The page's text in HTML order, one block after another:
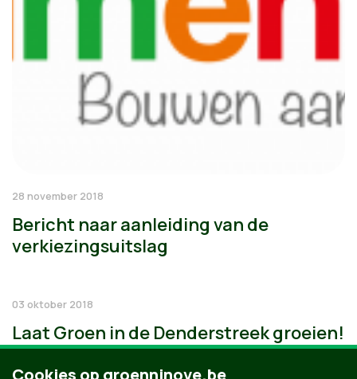
28 november 2018
Bericht naar aanleiding van de
verkiezingsuitslag
03 oktober 2018
Laat Groen in de Denderstreek groeien!
Cookies op groenninove.be